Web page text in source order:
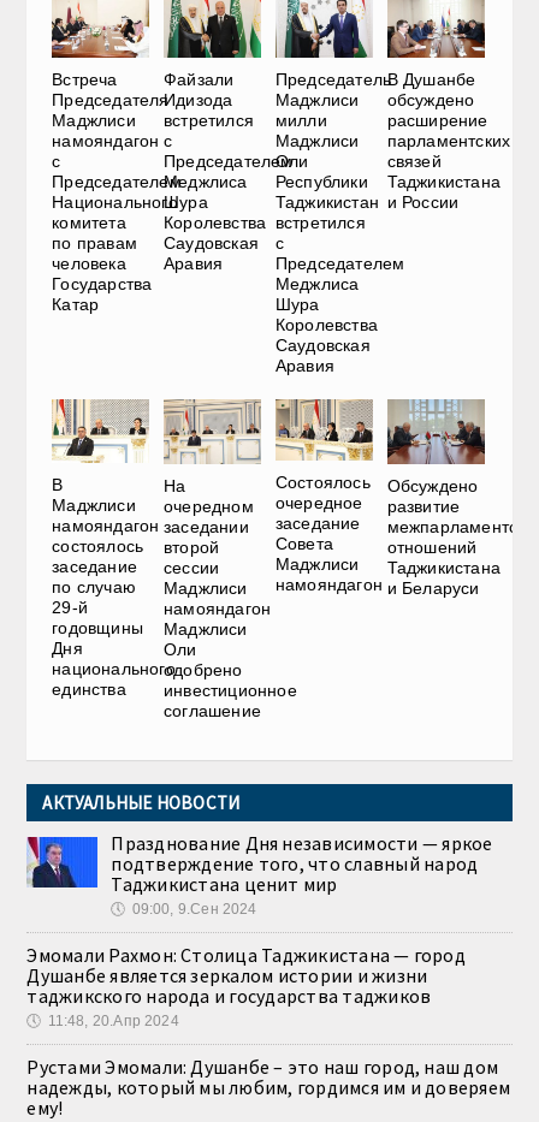
Встреча
Председателя
Маджлиси
намояндагон
с
Председателем
Национального
комитета
по правам
человека
Государства
Катар
Файзали
Идизода
встретился
с
Председателем
Меджлиса
Шура
Королевства
Саудовская
Аравия
Председатель
Маджлиси
милли
Маджлиси
Оли
Республики
Таджикистан
встретился
с
Председателем
Меджлиса
Шура
Королевства
Саудовская
Аравия
В Душанбе
обсуждено
расширение
парламентских
связей
Таджикистана
и России
В
Маджлиси
намояндагон
состоялось
заседание
по случаю
29-й
годовщины
Дня
национального
единства
На
очередном
заседании
второй
сессии
Маджлиси
намояндагон
Маджлиси
Оли
одобрено
инвестиционное
соглашение
Состоялось
очередное
заседание
Совета
Маджлиси
намояндагон
Обсуждено
развитие
отношений
Таджикистана
и Беларуси
АКТУАЛЬНЫЕ НОВОСТИ
Празднование Дня независимости — яркое
подтверждение того, что славный народ
Таджикистана ценит мир
🕔 09:00, 9.Сен 2024
Эмомали Рахмон: Столица Таджикистана — город
Душанбе является зеркалом истории и жизни
таджикского народа и государства таджиков
🕔 11:48, 20.Апр 2024
Рустами Эмомали: Душанбе – это наш город, наш дом
надежды, который мы любим, гордимся им и доверяем
ему!